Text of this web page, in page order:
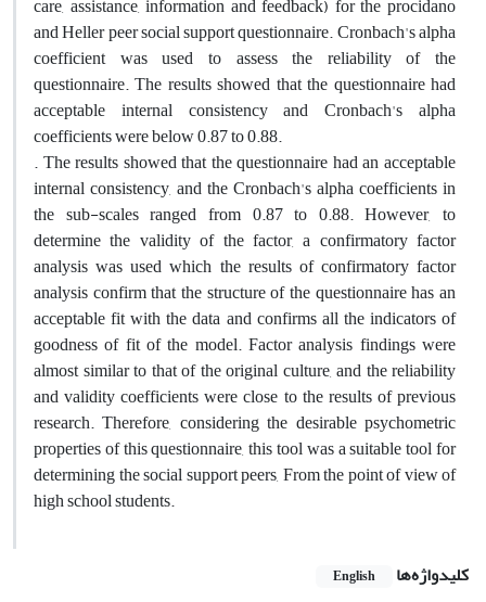
and Heller peer social support questionnaire. Cronbach's alpha
coefficient was used to assess the reliability of the
questionnaire. The results showed that the questionnaire had
acceptable internal consistency and Cronbach's alpha
coefficients were below 0.87 to 0.88.
. The results showed that the questionnaire had an acceptable
internal consistency, and the Cronbach's alpha coefficients in
the sub-scales ranged from 0.87 to 0.88. However, to
determine the validity of the factor, a confirmatory factor
analysis was used which the results of confirmatory factor
analysis confirm that the structure of the questionnaire has an
acceptable fit with the data and confirms all the indicators of
goodness of fit of the model. Factor analysis findings were
almost similar to that of the original culture, and the reliability
and validity coefficients were close to the results of previous
research. Therefore, considering the desirable psychometric
properties of this questionnaire, this tool was a suitable tool for
determining the social support peers, From the point of view of
high school students.
کلیدواژه‌ها English